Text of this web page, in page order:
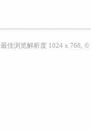
最佳浏览解析度 1024 x 768,